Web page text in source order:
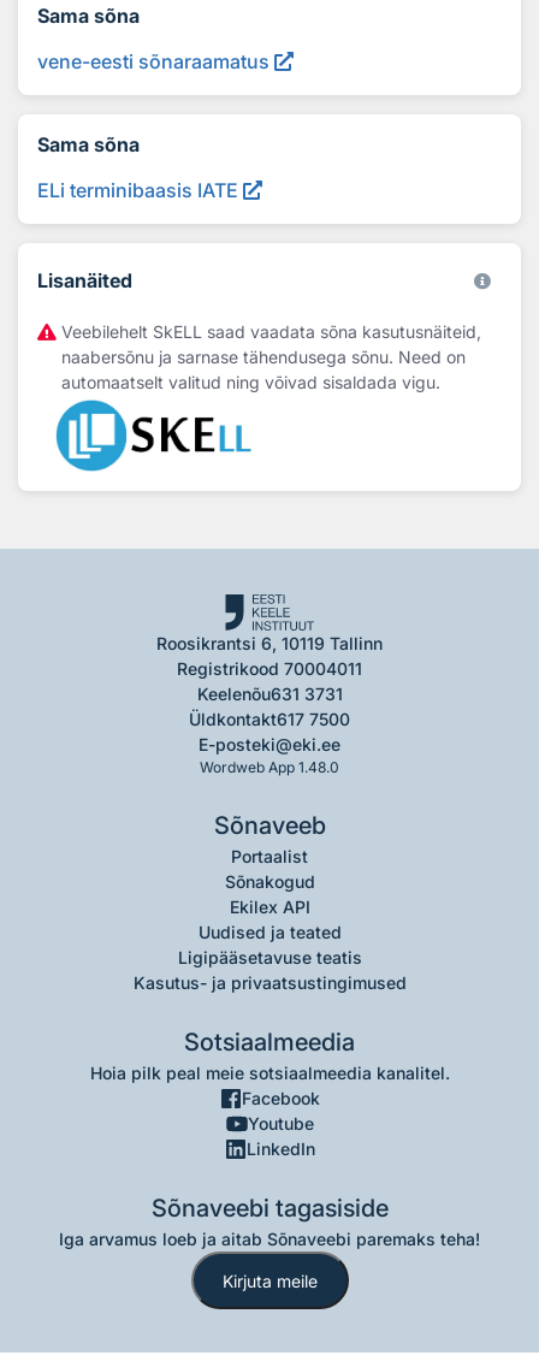
Sama sõna
vene-eesti sõnaraamatus
Sama sõna
ELi terminibaasis IATE
Lisanäited
Veebilehelt SkELL saad vaadata sõna kasutusnäiteid,
naabersõnu ja sarnase tähendusega sõnu. Need on
automaatselt valitud ning võivad sisaldada vigu.
Roosikrantsi 6, 10119 Tallinn
Registrikood 70004011
Keelenõu631 3731
Üldkontakt617 7500
E-posteki@eki.ee
Wordweb App 1.48.0
Sõnaveeb
Portaalist
Sõnakogud
Ekilex API
Uudised ja teated
Ligipääsetavuse teatis
Kasutus- ja privaatsustingimused
Sotsiaalmeedia
Hoia pilk peal meie sotsiaalmeedia kanalitel.
Facebook
Youtube
LinkedIn
Sõnaveebi tagasiside
Iga arvamus loeb ja aitab Sõnaveebi paremaks teha!
Kirjuta meile